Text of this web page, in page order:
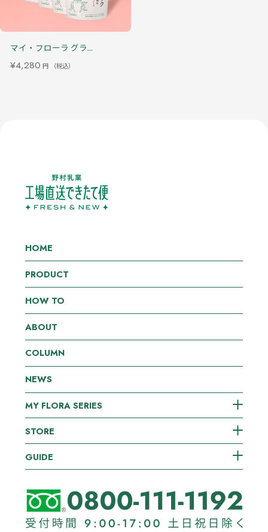
マイ・フローラ グラ...
¥4,280 円 （税込）
HOME
PRODUCT
HOW TO
ABOUT
COLUMN
NEWS
MY FLORA SERIES
STORE
GUIDE